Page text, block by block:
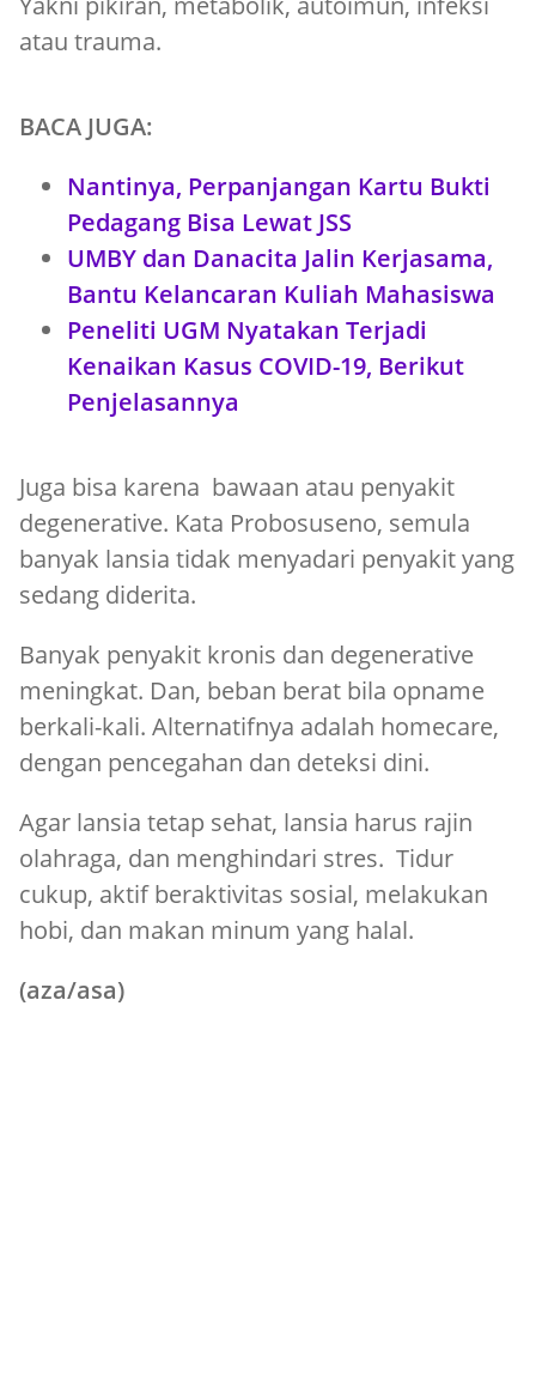
atau trauma.
BACA JUGA:
Nantinya, Perpanjangan Kartu Bukti
Pedagang Bisa Lewat JSS
UMBY dan Danacita Jalin Kerjasama,
Bantu Kelancaran Kuliah Mahasiswa
Peneliti UGM Nyatakan Terjadi
Kenaikan Kasus COVID-19, Berikut
Penjelasannya
Juga bisa karena bawaan atau penyakit
degenerative. Kata Probosuseno, semula
banyak lansia tidak menyadari penyakit yang
sedang diderita.
Banyak penyakit kronis dan degenerative
meningkat. Dan, beban berat bila opname
berkali-kali. Alternatifnya adalah homecare,
dengan pencegahan dan deteksi dini.
Agar lansia tetap sehat, lansia harus rajin
olahraga, dan menghindari stres. Tidur
cukup, aktif beraktivitas sosial, melakukan
hobi, dan makan minum yang halal.
(aza/asa)